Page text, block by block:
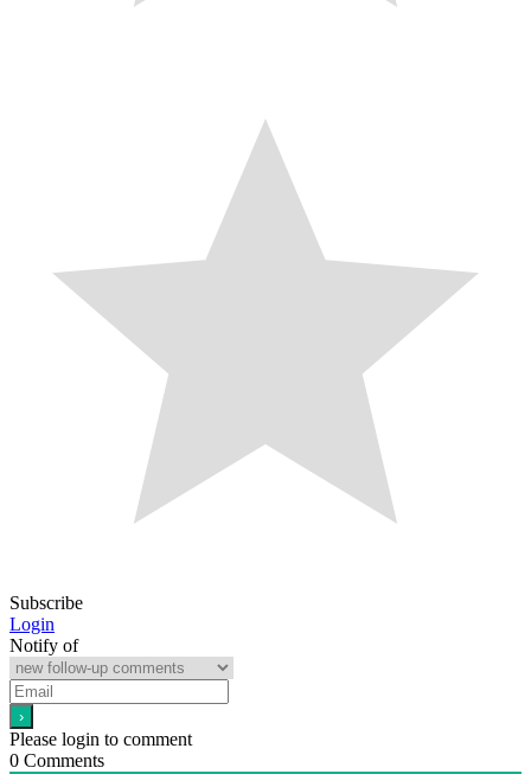
Subscribe
Login
Notify of
Please login to comment
0 Comments